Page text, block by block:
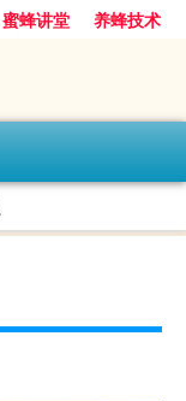
蜜蜂讲堂
养蜂技术